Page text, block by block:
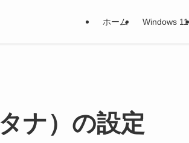
ホーム Windows 11
ナ）の設定